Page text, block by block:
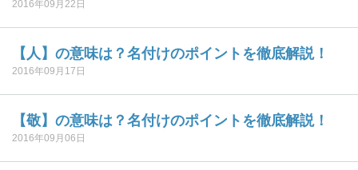
2016年09月22日
【人】の意味は？名付けのポイントを徹底解説！
2016年09月17日
【敬】の意味は？名付けのポイントを徹底解説！
2016年09月06日